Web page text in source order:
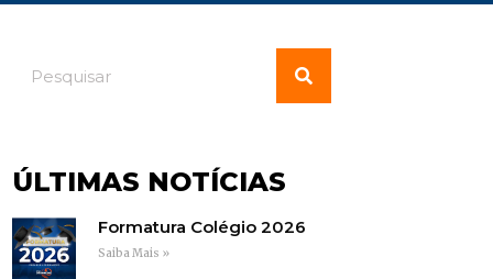
ÚLTIMAS NOTÍCIAS
Formatura Colégio 2026
Saiba Mais »